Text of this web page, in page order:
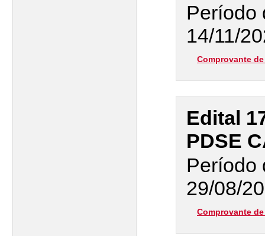
Período
14/11/
Comprovante
Edital
PDSE
Período
29/08/
Comprovante